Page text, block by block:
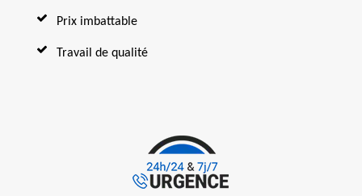
Prix imbattable
Travail de qualité